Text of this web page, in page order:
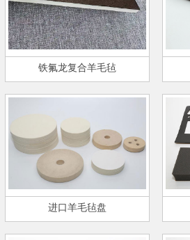
铁氟龙复合羊毛毡
进口羊毛毡盘